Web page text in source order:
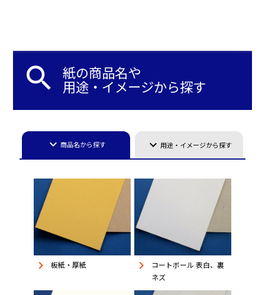
search 紙の商品名や
用途・イメージから探す
keyboard_arrow_down 商品名から探す keyboard_arrow_down用途・イメージから探す
keyboard_arrow_right 板紙・厚紙 keyboard_arrow_right
コートボール 表白、裏
ネズ